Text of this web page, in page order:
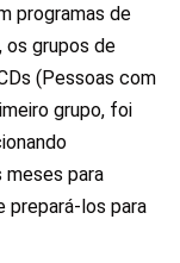
programas de
os grupos de
(Pessoas com
grupo, foi
meses para
prepará-los para